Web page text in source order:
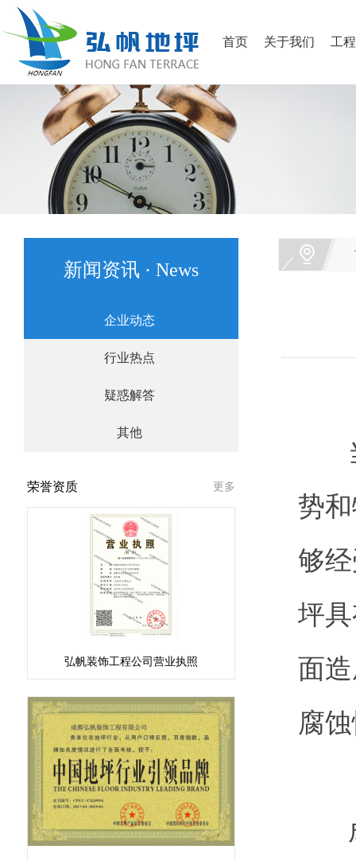
首页 关于我们 工
新闻资讯 · News
企业动态
行业热点
疑惑解答
其他
更多
荣誉资质
弘帆装饰工程公司营业执照
当
势
够
坪
面
腐